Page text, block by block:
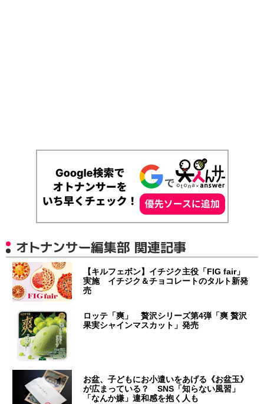
オトナンサー編集部 関連記事
【キルフェボン】イチジク主役「FIG fair」
実施 イチジク＆チョコレートのタルト新発
売
ロッテ「爽」 贅沢シリーズ第4弾「爽 贅沢
果実シャインマスカット」発売
お盆、子どもにお小遣いをあげる《お盆玉》
が広まっている？ SNS「知らない風習」
「なんか嫌」違和感を抱く人も